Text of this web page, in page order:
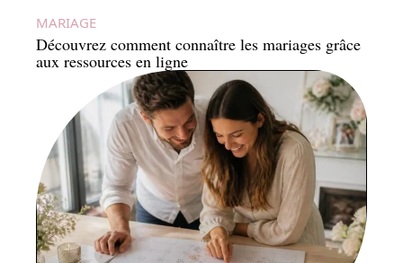
MARIAGE
Découvrez comment connaître les mariages grâce
aux ressources en ligne